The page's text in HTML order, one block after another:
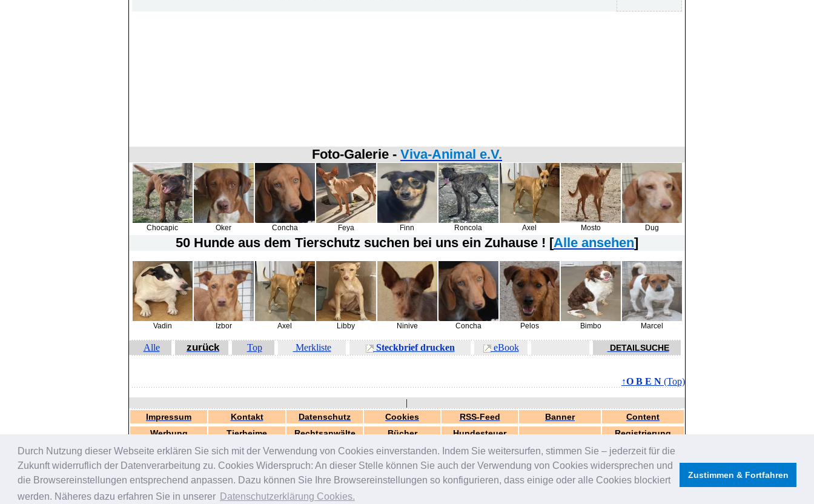
Durch Nutzung dieser Webseite erklären Sie sich mit der Verwendung von Cookies einverstanden. Indem Sie weitersurfen, stimmen Sie – jederzeit für die
Zukunft widerruflich der Datenverarbeitung zu. Cookies Widerspruch: An dieser Stelle können Sie auch der Verwendung von Cookies widersprechen und
die Browsereinstellungen entsprechend anpassen. Dazu können Sie Ihre Browsereinstellungen so konfigurieren, dass einige oder alle Cookies blockiert
werden. Näheres dazu erfahren Sie in unserer Datenschutzerklärung Cookies.
Zustimmen & Fortfahren
Foto-Galerie - Viva-Animal e.V.
Chocapic Oker Concha Feya Finn Roncola Axel Mosto Dug
50 Hunde aus dem Tierschutz suchen bei uns ein Zuhause ! [Alle ansehen]
Vadin Izbor Axel Libby Ninive Concha Pelos Bimbo Marcel
Alle zurück Top Merkliste Steckbrief drucken eBook DETAILSUCHE
↑O B E N (Top)
|
Impressum Kontakt Datenschutz Cookies RSS-Feed Banner
Content
Werbung
Tierheime Rechtsanwälte Bücher Hundesteuer Registrierung
generiert in 0.05 Sek.
© 2000-2026 by
ZERGportal
Hundevermittlung-Katzenvermittlung-Welpenvermittlung